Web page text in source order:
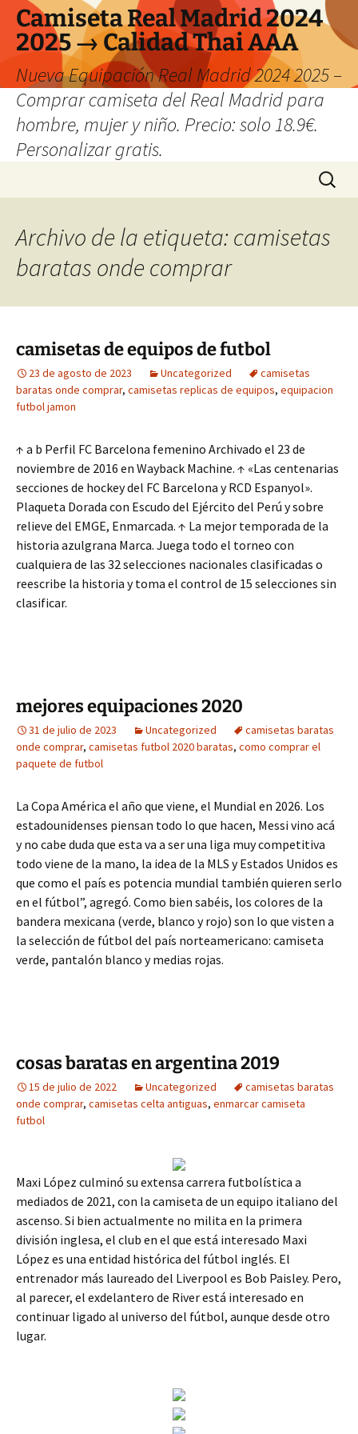
Camiseta Real Madrid 2024
2025 → Calidad Thai AAA
Nueva Equipación Real Madrid 2024 2025 –
Comprar camiseta del Real Madrid para
hombre, mujer y niño. Precio: solo 18.9€.
Personalizar gratis.
Buscar:
Archivo de la etiqueta: camisetas
baratas onde comprar
camisetas de equipos de futbol
23 de agosto de 2023 Uncategorized
camisetas
baratas onde comprar, camisetas replicas de equipos, equipacion
futbol jamon
↑ a b Perfil FC Barcelona femenino Archivado el 23 de
noviembre de 2016 en Wayback Machine. ↑ «Las centenarias
secciones de hockey del FC Barcelona y RCD Espanyol».
Plaqueta Dorada con Escudo del Ejército del Perú y sobre
relieve del EMGE, Enmarcada. ↑ La mejor temporada de la
historia azulgrana Marca. Juega todo el torneo con
cualquiera de las 32 selecciones nacionales clasificadas o
reescribe la historia y toma el control de 15 selecciones sin
clasificar.
mejores equipaciones 2020
31 de julio de 2023 Uncategorized
camisetas baratas
onde comprar, camisetas futbol 2020 baratas, como comprar el
paquete de futbol
La Copa América el año que viene, el Mundial en 2026. Los
estadounidenses piensan todo lo que hacen, Messi vino acá
y no cabe duda que esta va a ser una liga muy competitiva
todo viene de la mano, la idea de la MLS y Estados Unidos es
que como el país es potencia mundial también quieren serlo
en el fútbol”, agregó. Como bien sabéis, los colores de la
bandera mexicana (verde, blanco y rojo) son lo que visten a
la selección de fútbol del país norteamericano: camiseta
verde, pantalón blanco y medias rojas.
cosas baratas en argentina 2019
15 de julio de 2022 Uncategorized
camisetas baratas
onde comprar, camisetas celta antiguas, enmarcar camiseta
futbol
Maxi López culminó su extensa carrera futbolística a
mediados de 2021, con la camiseta de un equipo italiano del
ascenso. Si bien actualmente no milita en la primera
división inglesa, el club en el que está interesado Maxi
López es una entidad histórica del fútbol inglés. El
entrenador más laureado del Liverpool es Bob Paisley. Pero,
al parecer, el exdelantero de River está interesado en
continuar ligado al universo del fútbol, aunque desde otro
lugar.